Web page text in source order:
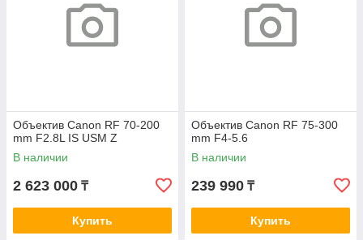
Объектив Canon RF 70-200
mm F2.8L IS USM Z
В наличии
2 623 000 ₸
Купить
Объектив Canon RF 75-300
mm F4-5.6
В наличии
239 990 ₸
Купить